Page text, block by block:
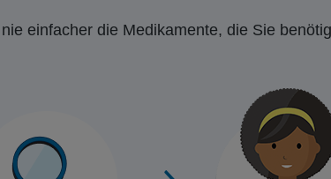
einfacher die Medikamente, die Sie